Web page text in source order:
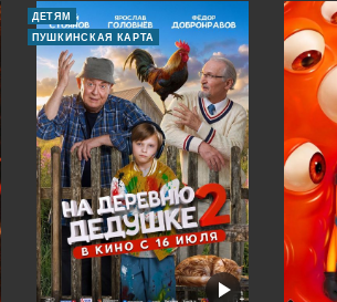
ДЕТЯМ
ПУШКИНСКАЯ КАРТА